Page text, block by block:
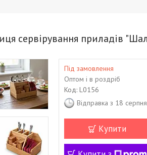
сервірування приладів
Під замовлення
Оптом і в роздріб
Код: L0156
Відправка з 18
Купити